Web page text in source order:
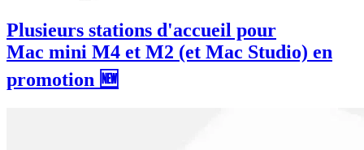
Plusieurs stations d'accueil pour
Mac mini M4 et M2 (et Mac Studio) en
promotion 🆕